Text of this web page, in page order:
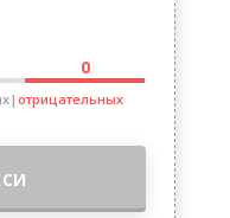
0
| отрицательных